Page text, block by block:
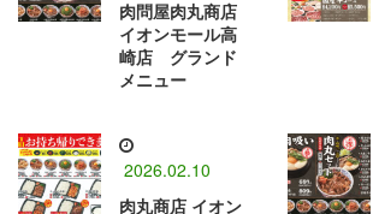
肉問屋肉丸商店
イオンモール高
崎店 グランド
メニュー
2026.02.10
肉丸商店 イオン